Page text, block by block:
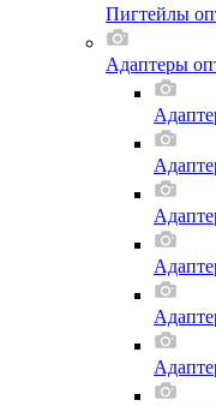
Пигтейлы
Адаптеры